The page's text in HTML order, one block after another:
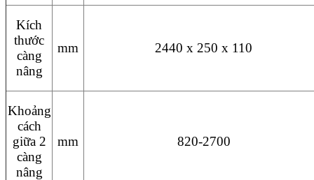
Kích
thước
càng
nâng
mm 2440 x 250 x 110
Khoảng
cách
giữa 2
càng
nâng
mm 820-2700